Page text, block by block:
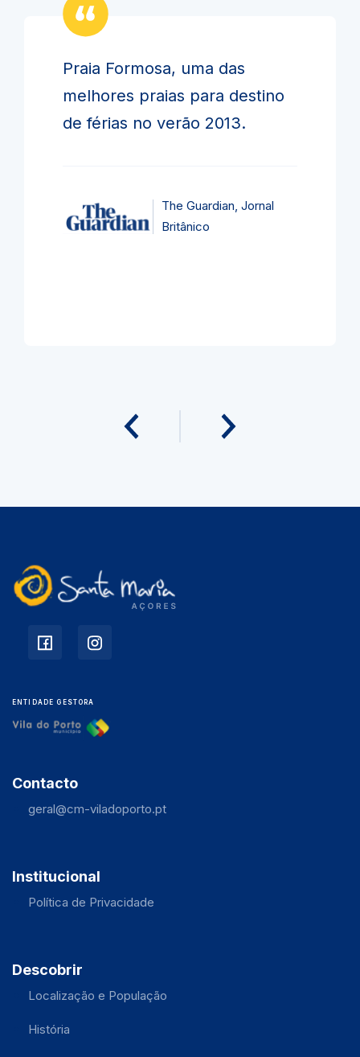
Praia Formosa, uma das
melhores praias para destino
de férias no verão 2013.
The Guardian, Jornal
Britânico
ENTIDADE GESTORA
Contacto
geral@cm-viladoporto.pt
Institucional
Política de Privacidade
Descobrir
Localização e População
História